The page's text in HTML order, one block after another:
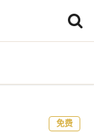
免费